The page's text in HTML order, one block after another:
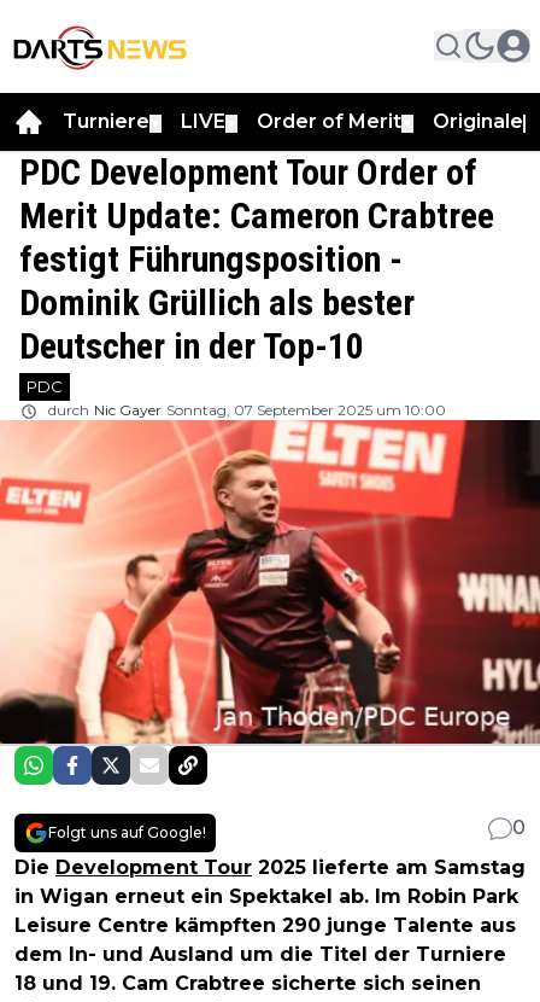
Turniere LIVE Order of Merit Originale
PDC Development Tour Order of
Merit Update: Cameron Crabtree
festigt Führungsposition -
Dominik Grüllich als bester
Deutscher in der Top-10
PDC
durch Nic Gayer Sonntag, 07 September 2025 um 10:00
Folgt uns auf Google!
0
Die Development Tour 2025 lieferte am Samstag
in Wigan erneut ein Spektakel ab. Im Robin Park
Leisure Centre kämpften 290 junge Talente aus
dem In- und Ausland um die Titel der Turniere
18 und 19. Cam Crabtree sicherte sich seinen